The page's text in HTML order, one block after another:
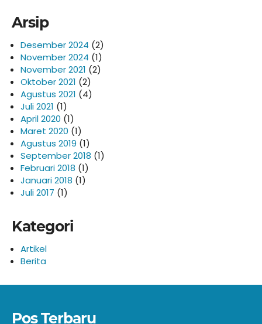
Arsip
Desember 2024 (2)
November 2024 (1)
November 2021 (2)
Oktober 2021 (2)
Agustus 2021 (4)
Juli 2021 (1)
April 2020 (1)
Maret 2020 (1)
Agustus 2019 (1)
September 2018 (1)
Februari 2018 (1)
Januari 2018 (1)
Juli 2017 (1)
Kategori
Artikel
Berita
Pos Terbaru